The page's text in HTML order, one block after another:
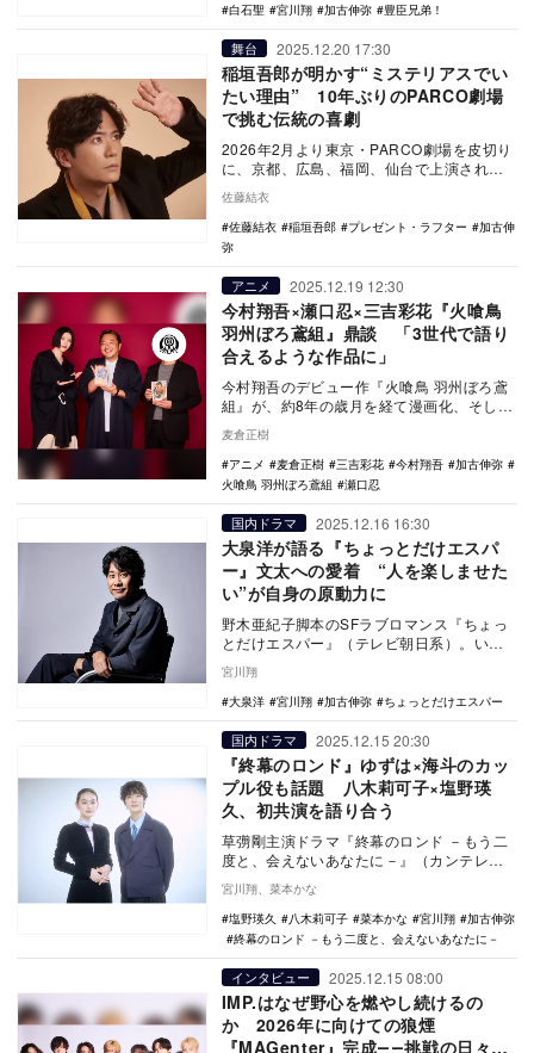
白石聖
宮川翔 加古伸弥 豊臣兄弟！
舞台 2025.12.20 17:30
稲垣吾郎が明かす“ミステリアスでい
たい理由” 10年ぶりのPARCO劇場
で挑む伝統の喜劇
2026年2月より東京・PARCO劇場を皮切り
に、京都、広島、福岡、仙台で上演される
稲垣吾郎の主演舞台『プレゼント・ラフタ
ー』。…
佐藤結衣
佐藤結衣
稲垣吾郎 プレゼント・ラフター
加古伸
弥
アニメ 2025.12.19 12:30
今村翔吾×瀬口忍×三吉彩花『火喰鳥
羽州ぼろ鳶組』鼎談 「3世代で語り
合えるような作品に」
今村翔吾のデビュー作『火喰鳥 羽州ぼろ鳶
組』が、約8年の歳月を経て漫画化、そして
原作者の今…
麦倉正樹
アニメ
麦倉正樹 三吉彩花 今村翔吾
加古伸弥
火喰鳥 羽州ぼろ鳶組
瀬口忍
国内ドラマ 2025.12.16 16:30
大泉洋が語る『ちょっとだけエスパ
ー』文太への愛着 “人を楽しませた
い”が自身の原動力に
野木亜紀子脚本のSFラブロマンス『ちょっ
とだけエスパー』（テレビ朝日系）。いよ
いよ迎える最終回を前に、文太役で主演を
務める大泉洋…
宮川翔
大泉洋
宮川翔 加古伸弥 ちょっとだけエスパー
国内ドラマ 2025.12.15 20:30
『終幕のロンド』ゆずは×海斗のカッ
プル役も話題 八木莉可子×塩野瑛
久、初共演を語り合う
草彅剛主演ドラマ『終幕のロンド －もう二
度と、会えないあなたに－』（カンテレ・
フジテレビ系）。で久米ゆずはを演じてい
る八木莉可子…
宮川翔、菜本かな
塩野瑛久
八木莉可子 菜本かな 宮川翔
加古伸弥
終幕のロンド －もう二度と、会えないあなたに－
インタビュー 2025.12.15 08:00
IMP.はなぜ野心を燃やし続けるの
か 2026年に向けての狼煙
『MAGenter』完成――挑戦の日々を